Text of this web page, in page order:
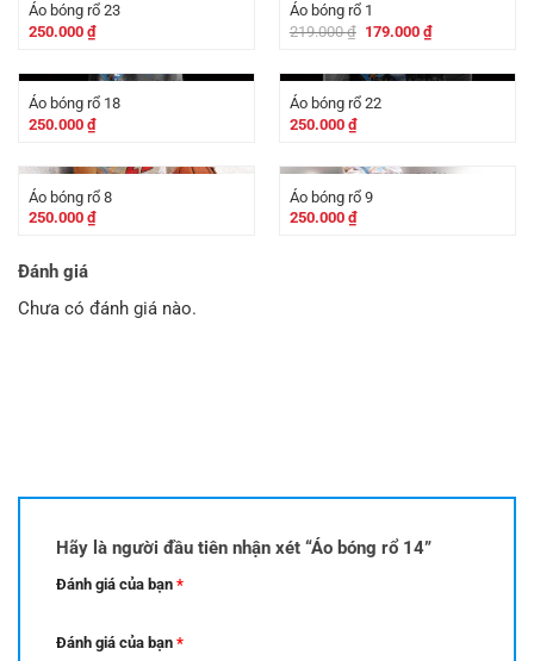
Áo bóng rổ 23
250.000 ₫
Áo bóng rổ 1
219.000₫ Giá
219.000 ₫.
179.000 ₫Giá
hiện
là:
179.000 ₫.
Áo bóng rổ 18
250.000 ₫
Áo bóng rổ 22
250.000 ₫
Áo bóng rổ 8
250.000 ₫
Áo bóng rổ 9
250.000 ₫
Đánh giá
Chưa có đánh giá nào.
Hãy là người đầu tiên nhận xét “Áo bóng rổ 14”
Đánh giá của bạn *
Đánh giá của bạn *